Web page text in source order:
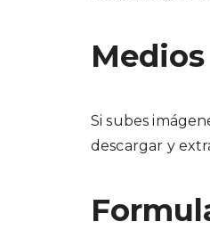
Medios
Si subes
descargar y